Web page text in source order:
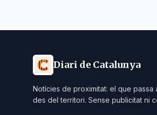
Diari de Catalunya
Notícies de proximitat: el que passa
des del territori. Sense publicitat ni